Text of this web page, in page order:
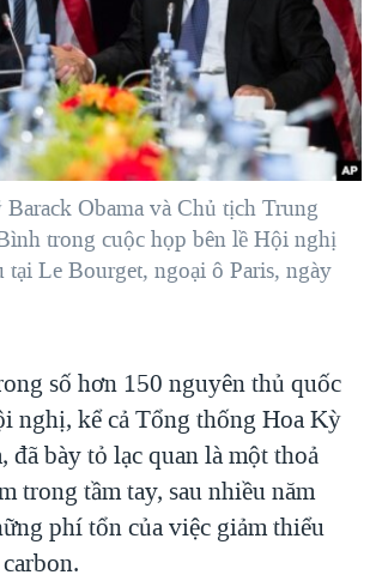
Obama và Chủ tịch Trung
trong cuộc họp bên lề Hội nghị
Le Bourget, ngoại ô Paris, ngày
số hơn 150 nguyên thủ quốc
nghị, kể cả Tổng thống Hoa Kỳ
đã bày tỏ lạc quan là một thoả
trong tầm tay, sau nhiều năm
phí tổn của việc giảm thiểu